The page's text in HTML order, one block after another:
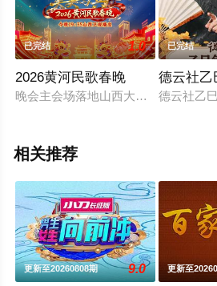
已完结 1.0
2026黄河民歌春晚
晚会主会场落地山西大同，以“大河
已完结
德云社乙
德云社乙
相关推荐
更新至20260808期 9.0 更新至